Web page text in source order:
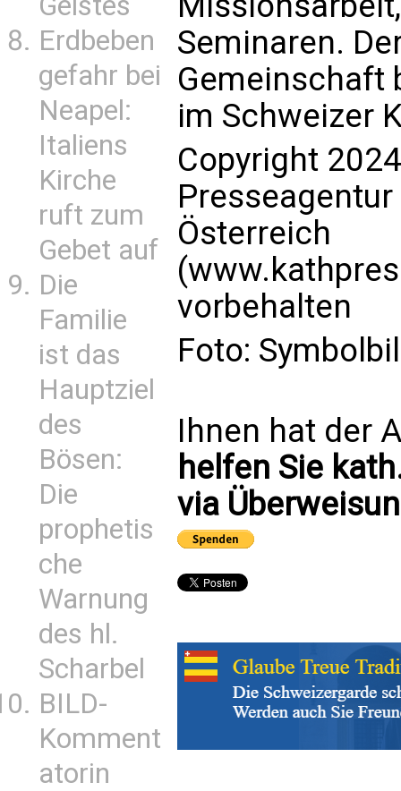
Erdbeben
gefahr bei
Neapel:
Italiens
Kirche
ruft zum
Gebet auf
Die
Familie
ist das
Hauptziel
des
Bösen:
Die
prophetis
che
Warnung
des hl.
Scharbel
BILD-
Komment
atorin
Seminaren.
Gemeinschaft
im Schweizer
Copyright
Presseagentur
Österreich
vorbehalten
Foto:
Ihnen hat der
helfen Sie
via